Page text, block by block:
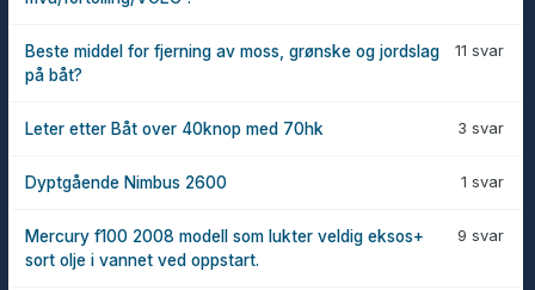
11 svar
Beste middel for fjerning av moss, grønske og jordslag
på båt?
3 svar
Leter etter Båt over 40knop med 70hk
1 svar
Dyptgående Nimbus 2600
9 svar
Mercury f100 2008 modell som lukter veldig eksos+
sort olje i vannet ved oppstart.